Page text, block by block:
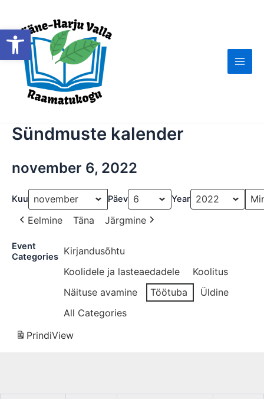
Open toolbar
content
Main
Sündmuste kalender
november 6, 2022
Kuu Päev Year
Eelmine Täna Järgmine
Event
Categories Kirjandusõhtu
Koolidele ja lasteaedadele
Koolitus
Näituse avamine
Töötuba
Üldine
All Categories
PrindiView